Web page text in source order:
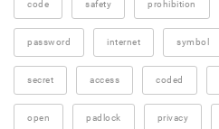
code safety prohibition
password internet symbol
secret access coded
open padlock privacy